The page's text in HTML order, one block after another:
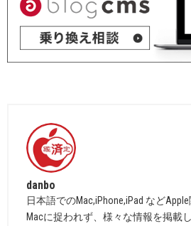
danbo
日本語でのMac,iPhone,iPad など
Macに捉われず、様々な情報を掲載